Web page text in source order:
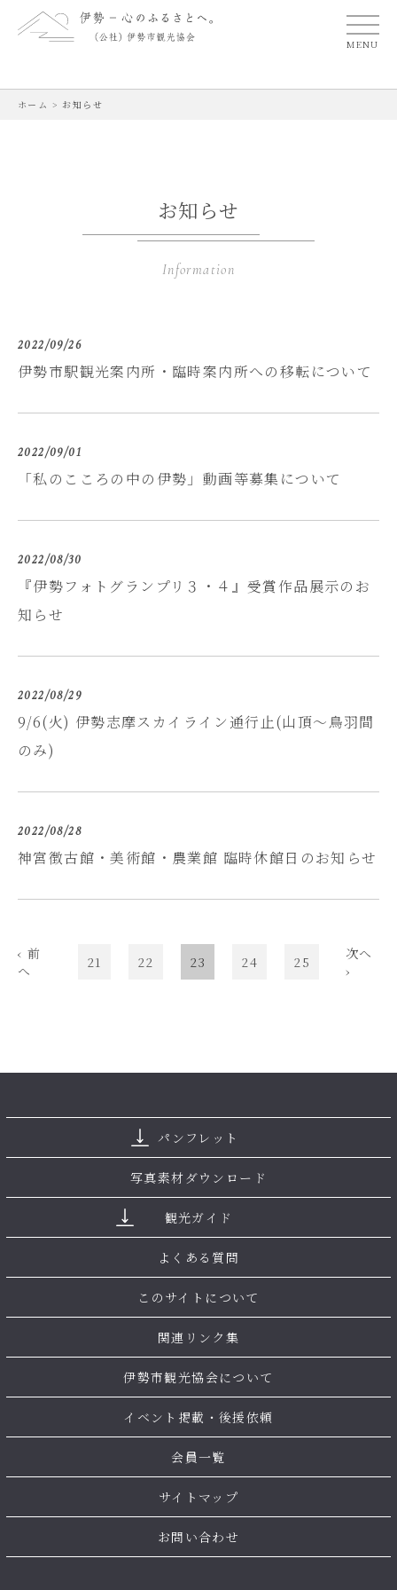
MENU
ホーム >お知らせ
お知らせ
Information
2022/09/26
伊勢市駅観光案内所・臨時案内所への移転について
2022/09/01
「私のこころの中の伊勢」動画等募集について
2022/08/30
『伊勢フォトグランプリ３・４』受賞作品展示のお
知らせ
2022/08/29
9/6(火) 伊勢志摩スカイライン通行止(山頂～鳥羽間
のみ)
2022/08/28
神宮徴古館・美術館・農業館 臨時休館日のお知らせ
‹ 前
へ
21 22 23 24 25
次へ
›
パンフレット
写真素材ダウンロード
観光ガイド
よくある質問
このサイトについて
関連リンク集
伊勢市観光協会について
イベント掲載・後援依頼
会員一覧
サイトマップ
お問い合わせ